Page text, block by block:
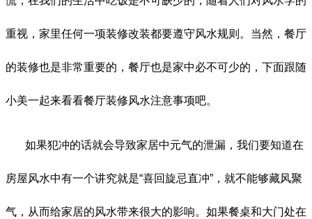
重视，家里任何一项装修改装都要遵守风水规则。当然，餐厅
的装修也是非常重要的，餐厅也是家中必不可少的，下面跟随
小美一起来看看餐厅装修风水注意事项吧。
如果犯冲的话就会导致家居中元气的泄漏，我们要知道在
房屋风水中有一个讲究就是“喜回旋忌直冲”，就不能够藏风聚
气，从而给家居的风水带来很大的影响。如果餐桌和大门处在